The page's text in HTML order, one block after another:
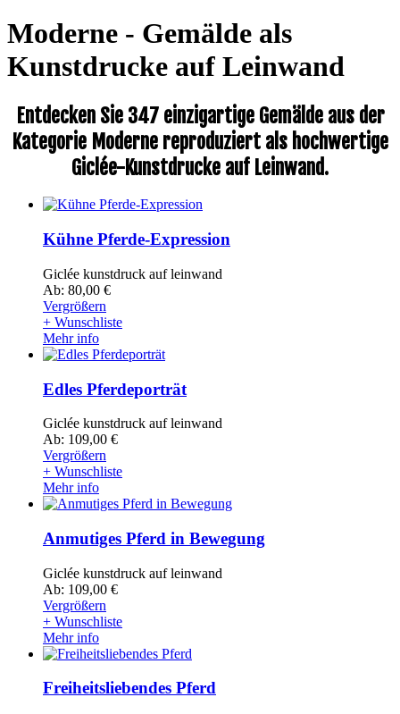
Moderne - Gemälde als
Kunstdrucke auf Leinwand
Entdecken Sie 347 einzigartige Gemälde aus der
Kategorie Moderne reproduziert als hochwertige
Giclée-Kunstdrucke auf Leinwand.
Kühne Pferde-Expression
Giclée kunstdruck auf leinwand
Ab: 80,00 €
Vergrößern
+ Wunschliste
Mehr info
Edles Pferdeporträt
Giclée kunstdruck auf leinwand
Ab: 109,00 €
Vergrößern
+ Wunschliste
Mehr info
Anmutiges Pferd in Bewegung
Giclée kunstdruck auf leinwand
Ab: 109,00 €
Vergrößern
+ Wunschliste
Mehr info
Freiheitsliebendes Pferd